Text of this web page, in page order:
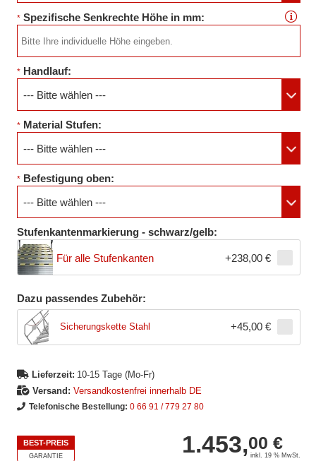
* Spezifische Senkrechte Höhe in mm:
* Handlauf:
--- Bitte wählen ---
* Material Stufen:
--- Bitte wählen ---
* Befestigung oben:
--- Bitte wählen ---
Stufenkantenmarkierung - schwarz/gelb:
Für alle Stufenkanten +238,00 €
Dazu passendes Zubehör:
Sicherungskette Stahl +45,00 €
Lieferzeit: 10-15 Tage (Mo-Fr)
Versand: Versandkostenfrei innerhalb DE
Telefonische Bestellung: 0 66 91 / 779 27 80
BEST-PREIS
GARANTIE 1.453,00 €
inkl. 19 % MwSt.